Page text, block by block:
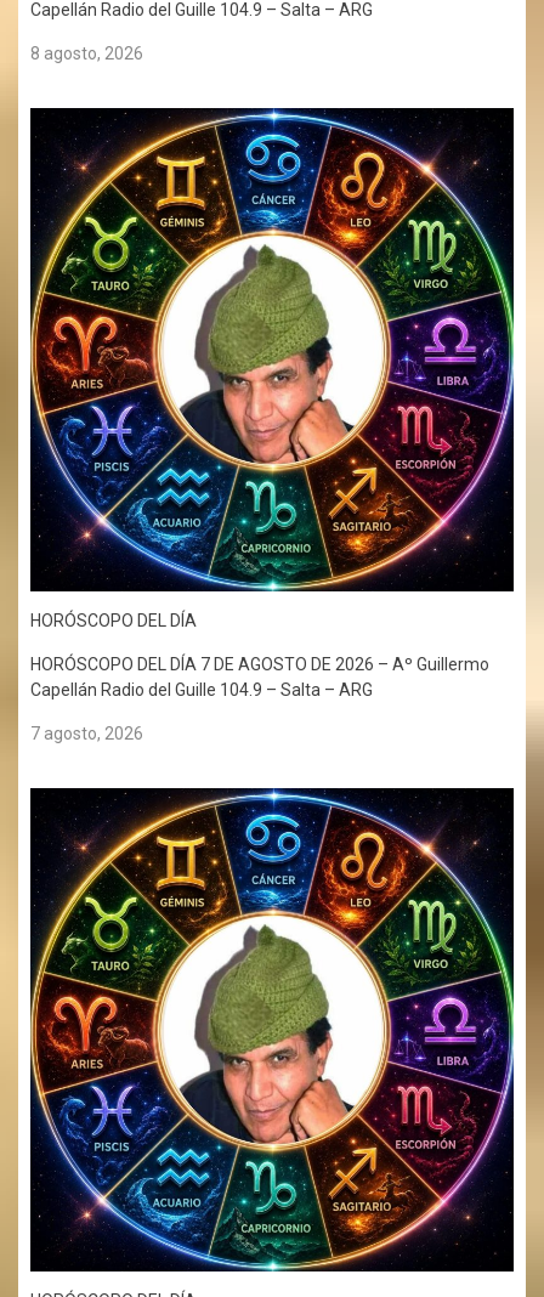
Capellán Radio del Guille 104.9 – Salta – ARG
8 agosto, 2026
HORÓSCOPO DEL DÍA
HORÓSCOPO DEL DÍA 7 DE AGOSTO DE 2026 – Aº Guillermo
Capellán Radio del Guille 104.9 – Salta – ARG
7 agosto, 2026